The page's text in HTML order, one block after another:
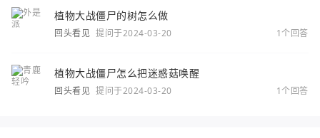
植物大战僵尸的树怎么做
回头看见 提问于2024-03-20 1个回答
植物大战僵尸怎么把迷惑菇唤醒
回头看见 提问于2024-03-20 1个回答